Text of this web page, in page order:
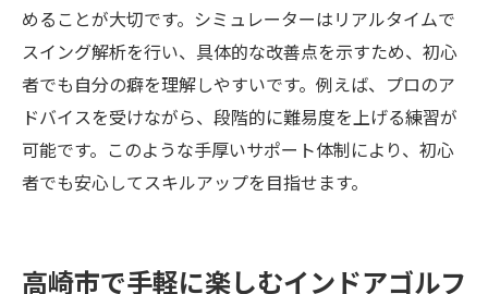
めることが大切です。シミュレーターはリアルタイムで
スイング解析を行い、具体的な改善点を示すため、初心
者でも自分の癖を理解しやすいです。例えば、プロのア
ドバイスを受けながら、段階的に難易度を上げる練習が
可能です。このような手厚いサポート体制により、初心
者でも安心してスキルアップを目指せます。
高崎市で手軽に楽しむインドアゴルフ